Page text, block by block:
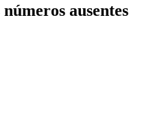
ausentes